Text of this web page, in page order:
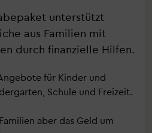
unterstützt
aus Familien mit
durch finanzielle Hilfen.
für Kinder und
Schule und Freizeit.
aber das Geld um